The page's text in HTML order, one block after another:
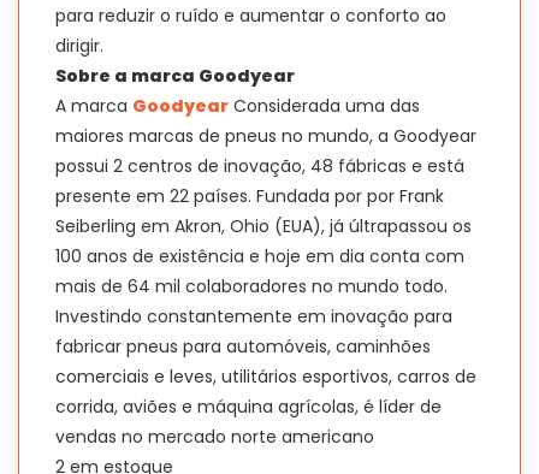
para reduzir o ruído e aumentar o conforto ao
dirigir.
Sobre a marca Goodyear
A marca Goodyear Considerada uma das
maiores marcas de pneus no mundo, a Goodyear
possui 2 centros de inovação, 48 fábricas e está
presente em 22 países. Fundada por por Frank
Seiberling em Akron, Ohio (EUA), já últrapassou os
100 anos de existência e hoje em dia conta com
mais de 64 mil colaboradores no mundo todo.
Investindo constantemente em inovação para
fabricar pneus para automóveis, caminhões
comerciais e leves, utilitários esportivos, carros de
corrida, aviões e máquina agrícolas, é líder de
vendas no mercado norte americano
2 em estoque